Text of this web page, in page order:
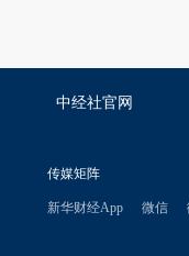
中经社官网
传媒矩阵
新华财经App 微信